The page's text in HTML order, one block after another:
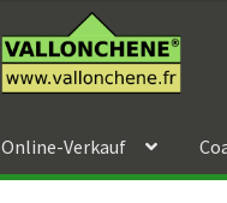
Navigation
springen
Inhalt
springen
Online-Verkauf